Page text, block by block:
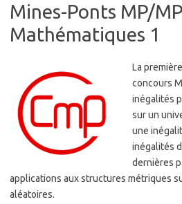
Mines-Ponts MP/
Mathématiques 1
La
concours
inégalités
sur un
une
inégalités
dernières
applications aux structures métriques
aléatoires.